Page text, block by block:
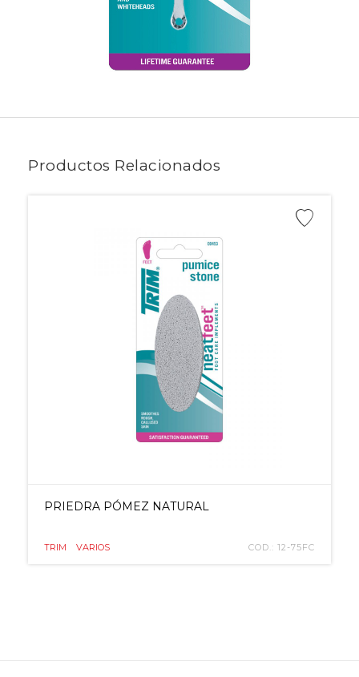
Productos Relacionados
PRIEDRA PÓMEZ NATURAL
TRIM VARIOS COD.: 12-75FC